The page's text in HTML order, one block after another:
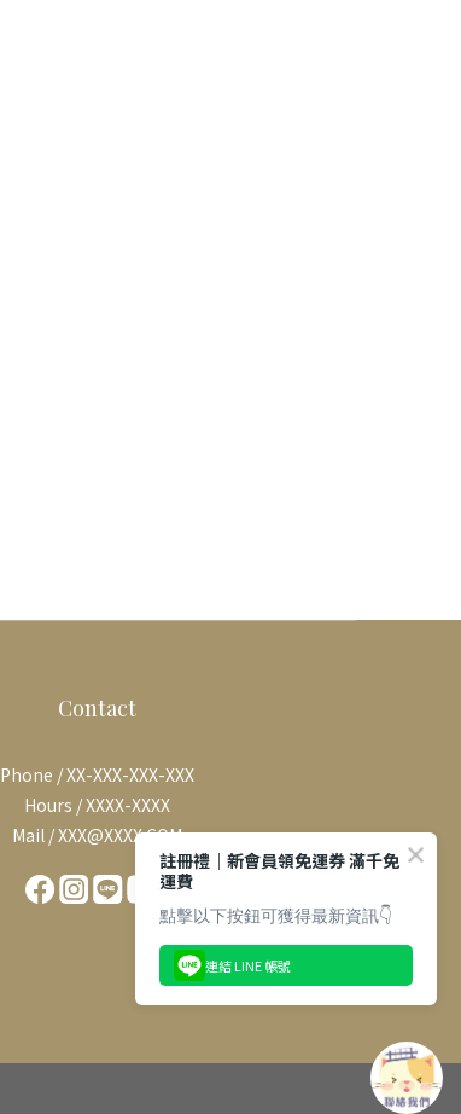
Contact
Phone / XX-XXX-XXX-XXX
Hours / XXXX-XXXX
Mail / XXX@XXXX.COM
註冊禮｜新會員領免運券 滿千免
運費
點擊以下按鈕可獲得最新資訊👇
連結 LINE 帳號